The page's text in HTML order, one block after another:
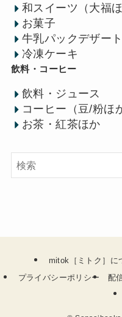
和スイーツ（大福ほ
お菓子
牛乳パックデザート
冷凍ケーキ
飲料・コーヒー
飲料・ジュース
コーヒー（豆/粉ほ
お茶・紅茶ほか
mitok［ミトク］に
プライバシーポリシー
配